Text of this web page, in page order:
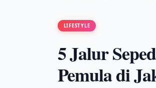
LIFESTYLE
5 Jalur
Pemula di